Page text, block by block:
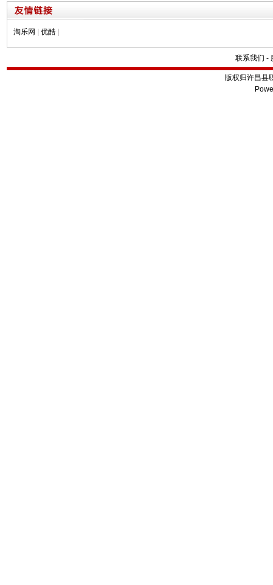
淘乐网 优酷
联系我们 -
版权归许昌县